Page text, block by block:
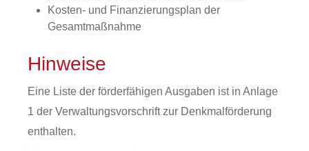
Kosten- und Finanzierungsplan der
Gesamtmaßnahme
Hinweise
Eine Liste der förderfähigen Ausgaben ist in Anlage
1 der Verwaltungsvorschrift zur Denkmalförderung
enthalten.